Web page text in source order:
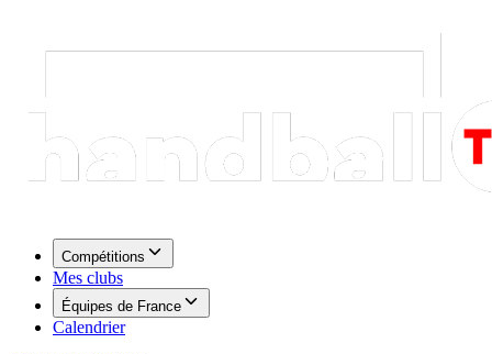
Compétitions
Mes clubs
Équipes de France
Calendrier